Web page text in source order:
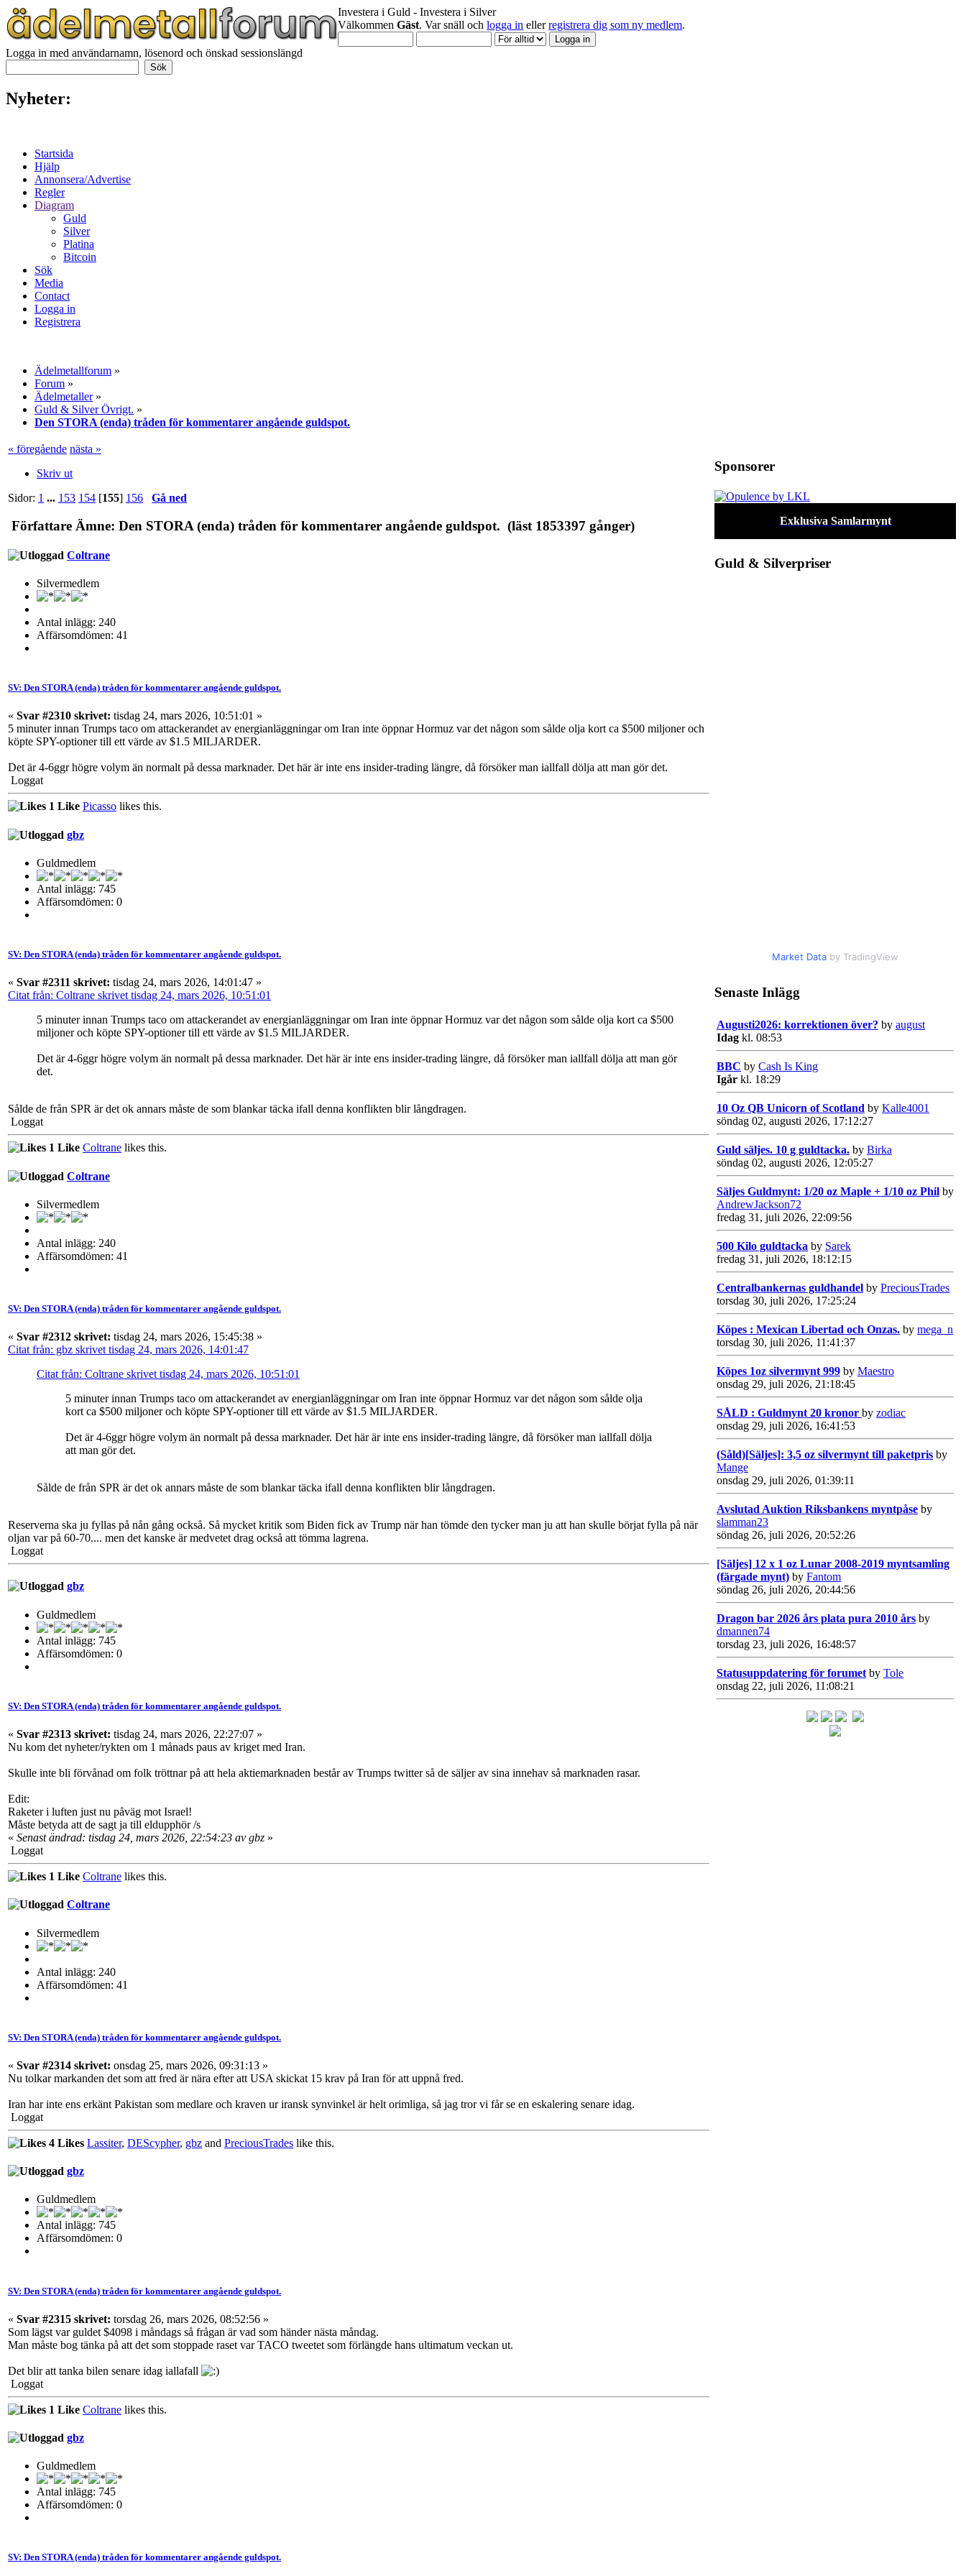
Investera i Guld - Investera i Silver
VälkommenGäst. Var snäll ochlogga in ellerregistrera dig som ny medlem.
Logga in med användarnamn, lösenord och önskad sessionslängd
Nyheter:
Startsida
Hjälp
Annonsera/Advertise
Regler
Diagram
Guld
Silver
Platina
Bitcoin
Sök
Media
Contact
Logga in
Registrera
Ädelmetallforum »
Forum »
Ädelmetaller»
Guld & Silver Övrigt. »
Den STORA (enda) tråden för kommentarer angående guldspot.
« föregående nästa »
Skriv ut
Sidor: 1 ... 153 154 [155] 156 Gå ned
Författare Ämne: Den STORA (enda) tråden för kommentarer angående guldspot. (läst 1853397 gånger)
Coltrane
Silvermedlem
Antal inlägg: 240
Affärsomdömen: 41
SV: Den STORA (enda) tråden för kommentarer angående guldspot.
« Svar #2310 skrivet: tisdag 24, mars 2026, 10:51:01 »
5 minuter innan Trumps taco om attackerandet av energianläggningar om Iran inte öppnar Hormuz var det någon som sålde olja kort ca $500 miljoner och
köpte SPY-optioner till ett värde av $1.5 MILJARDER.
Det är 4-6ggr högre volym än normalt på dessa marknader. Det här är inte ens insider-trading längre, då försöker man iallfall dölja att man gör det.
Loggat
1 Like Picasso likes this.
gbz
Guldmedlem
Antal inlägg: 745
Affärsomdömen: 0
SV: Den STORA (enda) tråden för kommentarer angående guldspot.
« Svar #2311 skrivet: tisdag 24, mars 2026, 14:01:47 »
Citat från: Coltrane skrivet tisdag 24, mars 2026, 10:51:01
5 minuter innan Trumps taco om attackerandet av energianläggningar om Iran inte öppnar Hormuz var det någon som sålde olja kort ca $500
miljoner och köpte SPY-optioner till ett värde av $1.5 MILJARDER.
Det är 4-6ggr högre volym än normalt på dessa marknader. Det här är inte ens insider-trading längre, då försöker man iallfall dölja att man gör
det.
Sålde de från SPR är det ok annars måste de som blankar täcka ifall denna konflikten blir långdragen.
Loggat
1 Like Coltrane likes this.
Coltrane
Silvermedlem
Antal inlägg: 240
Affärsomdömen: 41
SV: Den STORA (enda) tråden för kommentarer angående guldspot.
« Svar #2312 skrivet: tisdag 24, mars 2026, 15:45:38 »
Citat från: gbz skrivet tisdag 24, mars 2026, 14:01:47
Citat från: Coltrane skrivet tisdag 24, mars 2026, 10:51:01
5 minuter innan Trumps taco om attackerandet av energianläggningar om Iran inte öppnar Hormuz var det någon som sålde olja
kort ca $500 miljoner och köpte SPY-optioner till ett värde av $1.5 MILJARDER.
Det är 4-6ggr högre volym än normalt på dessa marknader. Det här är inte ens insider-trading längre, då försöker man iallfall dölja
att man gör det.
Sålde de från SPR är det ok annars måste de som blankar täcka ifall denna konflikten blir långdragen.
Reserverna ska ju fyllas på nån gång också. Så mycket kritik som Biden fick av Trump när han tömde den tycker man ju att han skulle börjat fylla på när
oljan var på 60-70.... men det kanske är medvetet drag också att tömma lagrena.
Loggat
gbz
Guldmedlem
Antal inlägg: 745
Affärsomdömen: 0
SV: Den STORA (enda) tråden för kommentarer angående guldspot.
« Svar #2313 skrivet: tisdag 24, mars 2026, 22:27:07 »
Nu kom det nyheter/rykten om 1 månads paus av kriget med Iran.
Skulle inte bli förvånad om folk tröttnar på att hela aktiemarknaden består av Trumps twitter så de säljer av sina innehav så marknaden rasar.
Edit:
Raketer i luften just nu påväg mot Israel!
Måste betyda att de sagt ja till eldupphör /s
« Senast ändrad: tisdag 24, mars 2026, 22:54:23 av gbz »
Loggat
1 Like Coltrane likes this.
Coltrane
Silvermedlem
Antal inlägg: 240
Affärsomdömen: 41
SV: Den STORA (enda) tråden för kommentarer angående guldspot.
« Svar #2314 skrivet: onsdag 25, mars 2026, 09:31:13 »
Nu tolkar markanden det som att fred är nära efter att USA skickat 15 krav på Iran för att uppnå fred.
Iran har inte ens erkänt Pakistan som medlare och kraven ur iransk synvinkel är helt orimliga, så jag tror vi får se en eskalering senare idag.
Loggat
4 Likes Lassiter, DEScypher, gbz and PreciousTrades like this.
gbz
Guldmedlem
Antal inlägg: 745
Affärsomdömen: 0
SV: Den STORA (enda) tråden för kommentarer angående guldspot.
« Svar #2315 skrivet: torsdag 26, mars 2026, 08:52:56 »
Som lägst var guldet $4098 i måndags så frågan är vad som händer nästa måndag.
Man måste bog tänka på att det som stoppade raset var TACO tweetet som förlängde hans ultimatum veckan ut.
Det blir att tanka bilen senare idag iallafall
Loggat
1 Like Coltrane likes this.
gbz
Guldmedlem
Antal inlägg: 745
Affärsomdömen: 0
SV: Den STORA (enda) tråden för kommentarer angående guldspot.
Sponsorer
Exklusiva Samlarmynt
Guld & Silverpriser
Market Data by TradingView
Senaste Inlägg
Augusti2026: korrektionen över? by august
Idag kl. 08:53
BBC by Cash Is King
Igår kl. 18:29
10 Oz QB Unicorn of Scotland by Kalle4001
söndag 02, augusti 2026, 17:12:27
Guld säljes. 10 g guldtacka. by Birka
söndag 02, augusti 2026, 12:05:27
Säljes Guldmynt: 1/20 oz Maple + 1/10 oz Phil by
AndrewJackson72
fredag 31, juli 2026, 22:09:56
500 Kilo guldtacka by Sarek
fredag 31, juli 2026, 18:12:15
Centralbankernas guldhandel by PreciousTrades
torsdag 30, juli 2026, 17:25:24
Köpes : Mexican Libertad och Onzas. by mega_n
torsdag 30, juli 2026, 11:41:37
Köpes 1oz silvermynt 999 by Maestro
onsdag 29, juli 2026, 21:18:45
SÅLD : Guldmynt 20 kronor by zodiac
onsdag 29, juli 2026, 16:41:53
(Såld)[Säljes]: 3,5 oz silvermynt till paketpris by
Mange
onsdag 29, juli 2026, 01:39:11
Avslutad Auktion Riksbankens myntpåse by
slamman23
söndag 26, juli 2026, 20:52:26
[Säljes] 12 x 1 oz Lunar 2008-2019 myntsamling
(färgade mynt) by Fantom
söndag 26, juli 2026, 20:44:56
Dragon bar 2026 års plata pura 2010 års by
dmannen74
torsdag 23, juli 2026, 16:48:57
Statusuppdatering för forumet by Tole
onsdag 22, juli 2026, 11:08:21